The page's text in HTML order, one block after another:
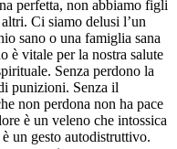
perfetta, non abbiamo figli
Ci siamo delusi l’un
sano o una famiglia sana
è vitale per la nostra salute
Senza perdono la
punizioni. Senza il
non perdona non ha pace
è un veleno che intossica
un gesto autodistruttivo.